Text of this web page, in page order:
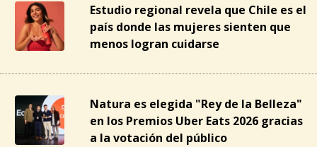
Estudio regional revela que Chile es el
país donde las mujeres sienten que
menos logran cuidarse
Natura es elegida "Rey de la Belleza"
en los Premios Uber Eats 2026 gracias
a la votación del público